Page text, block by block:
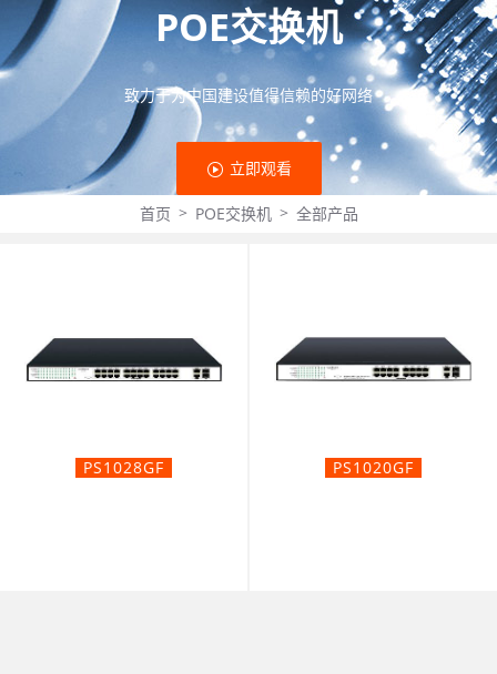
POE交换机
致力于为中国建设值得信赖的好网络
立即观看
首页 > POE交换机 > 全部产品
PS1028GF PS1020GF